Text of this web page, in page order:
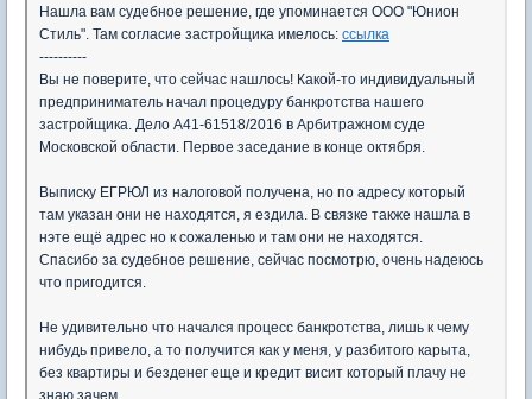
Нашла вам судебное решение, где упоминается ООО "Юнион
Стиль". Там согласие застройщика имелось: ссылка
----------
Вы не поверите, что сейчас нашлось! Какой-то индивидуальный
предприниматель начал процедуру банкротства нашего
застройщика. Дело А41-61518/2016 в Арбитражном суде
Московской области. Первое заседание в конце октября.
Выписку ЕГРЮЛ из налоговой получена, но по адресу который
там указан они не находятся, я ездила. В связке также нашла в
нэте ещё адрес но к сожаленью и там они не находятся.
Спасибо за судебное решение, сейчас посмотрю, очень надеюсь
что пригодится.
Не удивительно что начался процесс банкротства, лишь к чему
нибудь привело, а то получится как у меня, у разбитого карыта,
без квартиры и безденег еще и кредит висит который плачу не
знаю зачем.